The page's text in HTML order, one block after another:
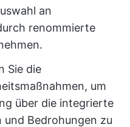
an
renommierte
Sie die
um
über die integrierte
Bedrohungen zu